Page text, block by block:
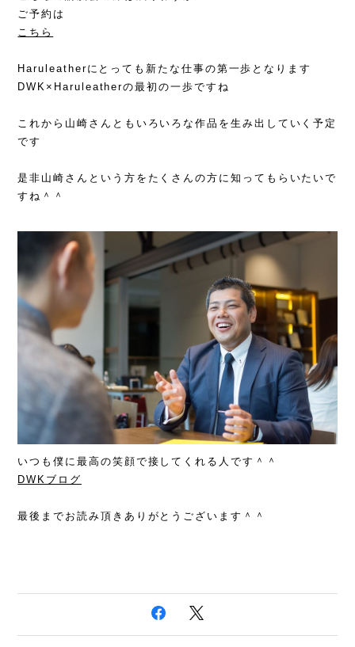
ご予約は
こちら
Haruleatherにとっても新たな仕事の第一歩となります
DWK×Haruleatherの最初の一歩ですね
これから山崎さんともいろいろな作品を生み出していく予定
です
是非山崎さんという方をたくさんの方に知ってもらいたいで
すね＾＾
いつも僕に最高の笑顔で接してくれる人です＾＾
DWKブログ
最後までお読み頂きありがとうございます＾＾